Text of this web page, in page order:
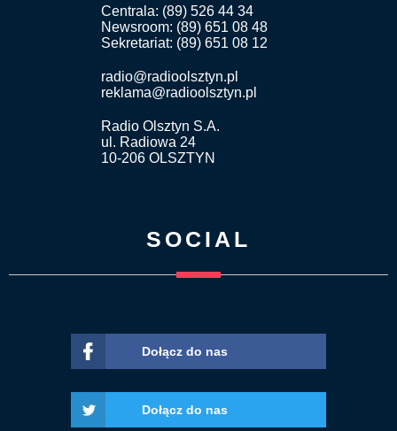
Centrala: (89) 526 44 34
Newsroom: (89) 651 08 48
Sekretariat: (89) 651 08 12
radio@radioolsztyn.pl
reklama@radioolsztyn.pl
Radio Olsztyn S.A.
ul. Radiowa 24
10-206 OLSZTYN
SOCIAL
Dołącz do nas
Dołącz do nas